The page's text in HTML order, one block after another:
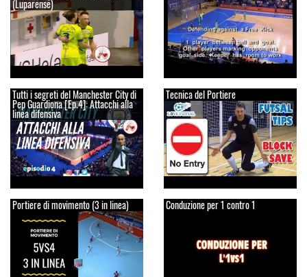
(Luparense)
Tutti i segreti del Manchester City di
Pep Guardiona [Ep.4]: Attacchi alla
linea difensiva
Tecnica del Portiere
Portiere di movimento (3 in linea) Conduzione per 1 contro 1